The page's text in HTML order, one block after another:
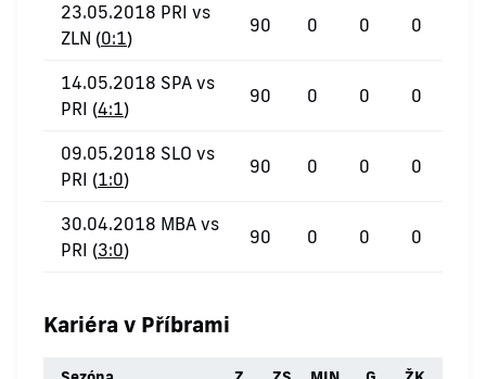
23.05.2018 PRI vs
ZLN (0:1)
90 0 0 0
14.05.2018 SPA vs
PRI (4:1)
90 0 0 0
09.05.2018 SLO vs
PRI (1:0)
90 0 0 0
30.04.2018 MBA vs
PRI (3:0)
90 0 0 0
Kariéra v Příbrami